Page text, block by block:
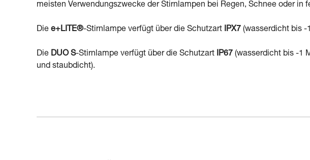
meisten Verwendungszwecke der Stirnlampen bei Regen, Schnee oder in
Die e+LITE®-Stirnlampe verfügt über die Schutzart IPX7 (wasserdicht bis -
Die DUO S-Stirnlampe verfügt über die Schutzart IP67 (wasserdicht bis -1
und staubdicht).